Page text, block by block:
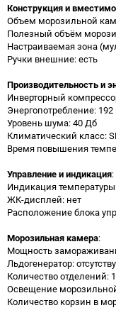
Конструкция и
Объем морозильной
Полезный объём
Настраиваемая зона
Ручки внешние: есть
Производительность и
Инверторный
Энергопотребление: 192
Уровень шума: 40 Дб
Климатический класс:
Время повышения
Управление и индикация:
Индикация
ЖК-дисплей: нет
Расположение блока
Морозильная камера:
Мощность
Льдогенератор:
Количество отделений: 1
Освещение
Количество корзин в